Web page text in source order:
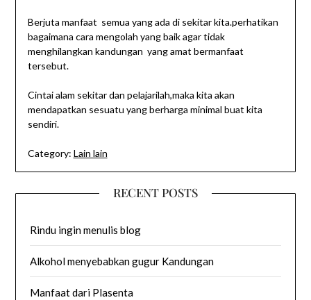
Berjuta manfaat semua yang ada di sekitar kita.perhatikan
bagaimana cara mengolah yang baik agar tidak
menghilangkan kandungan yang amat bermanfaat
tersebut.
Cintai alam sekitar dan pelajarilah,maka kita akan
mendapatkan sesuatu yang berharga minimal buat kita
sendiri.
Category: Lain lain
RECENT POSTS
Rindu ingin menulis blog
Alkohol menyebabkan gugur Kandungan
Manfaat dari Plasenta